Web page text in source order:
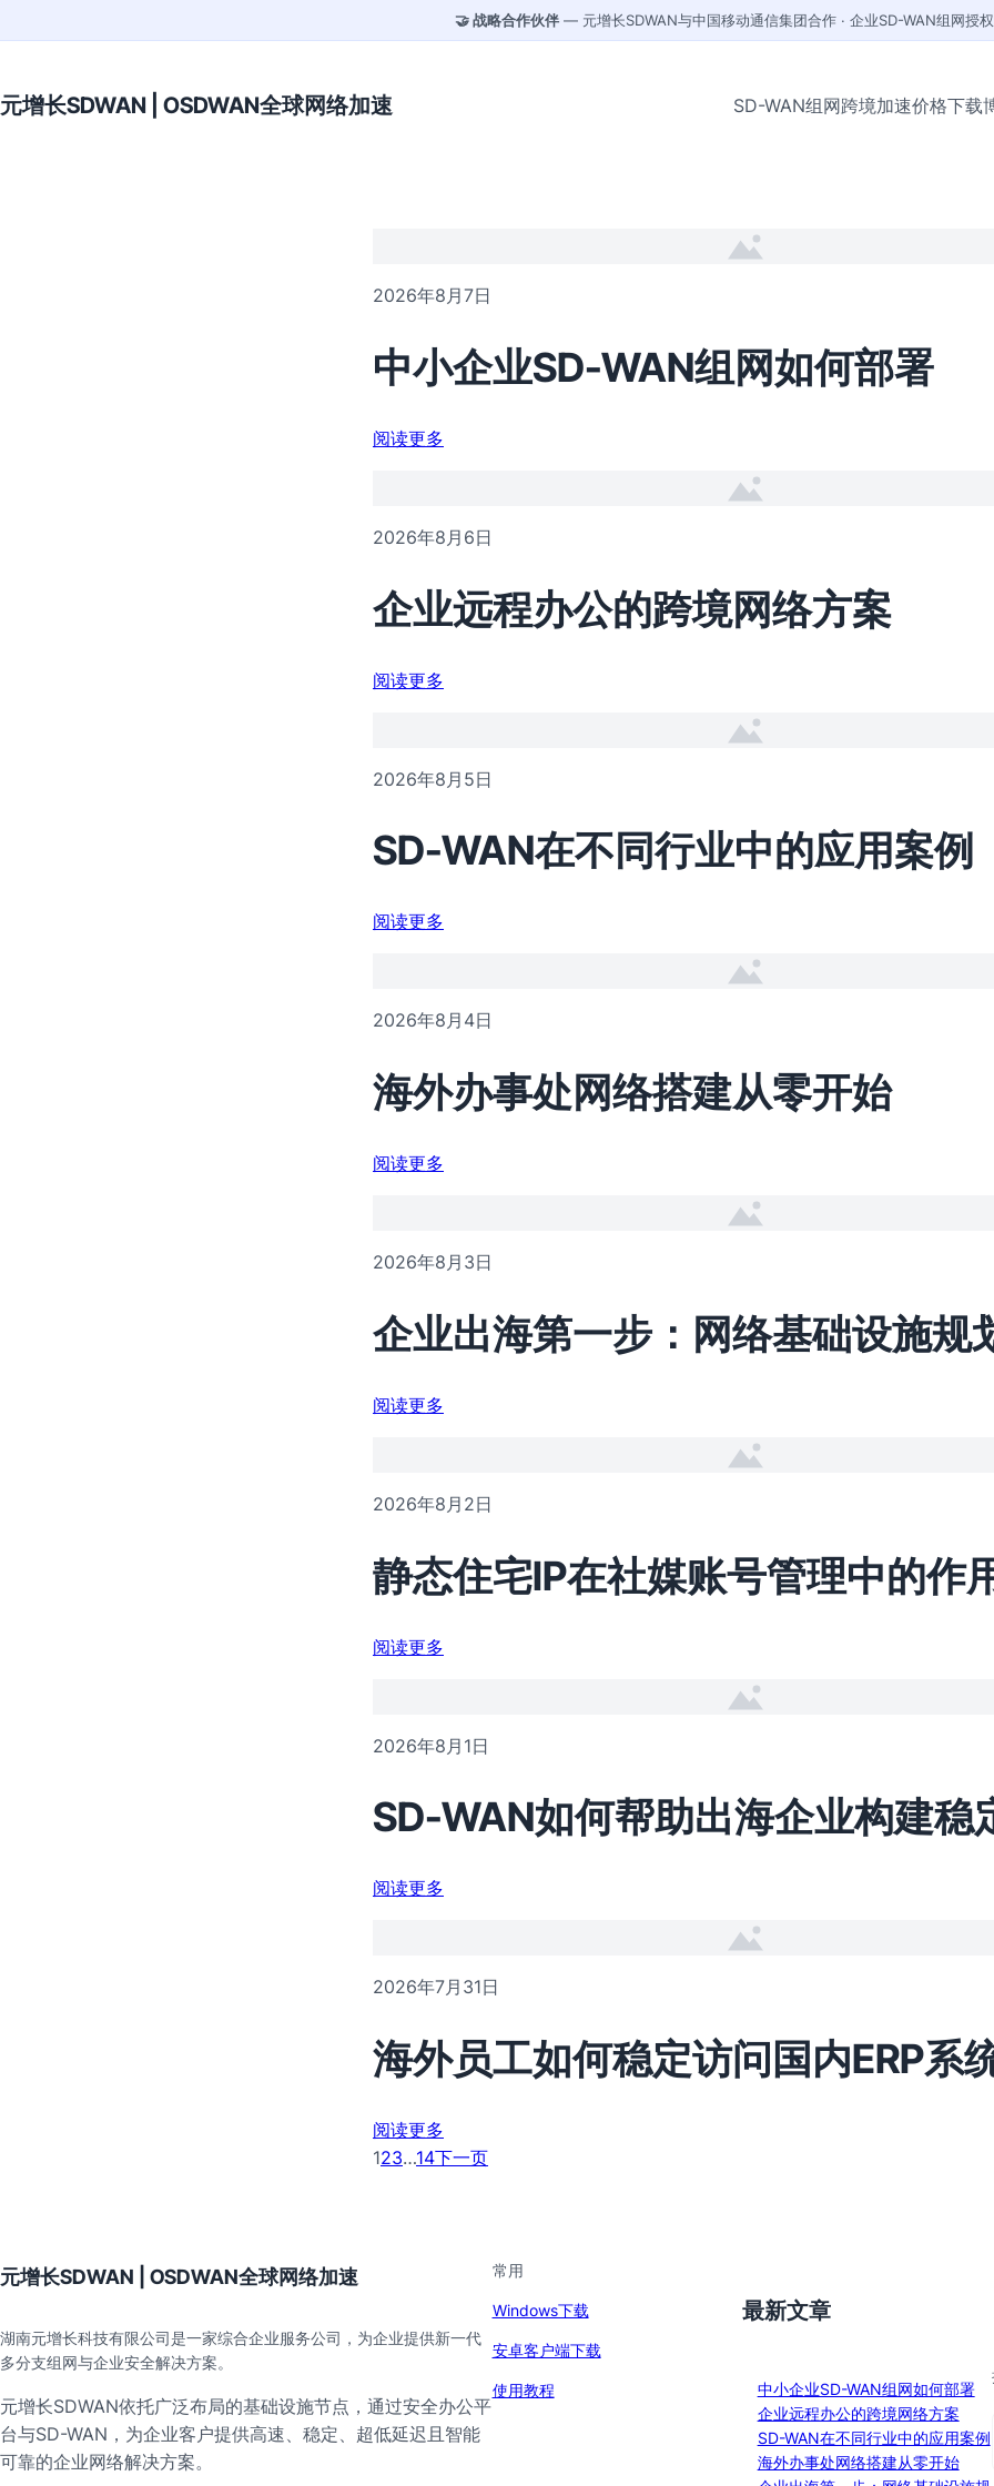
🤝 战略合作伙伴— 元增长SDWAN与中国移动通信集团合作 · 企业SD-WAN组网授
元增长SDWAN | OSDWAN全球网络加速 SD-WAN组网跨境加速价格下载
2026年8月7日
中小企业SD-WAN组网如何部署
阅读更多
2026年8月6日
企业远程办公的跨境网络方案
阅读更多
2026年8月5日
SD-WAN在不同行业中的应用案例
阅读更多
2026年8月4日
海外办事处网络搭建从零开始
阅读更多
2026年8月3日
企业出海第一步：网络基础设施规
阅读更多
2026年8月2日
静态住宅IP在社媒账号管理中的作
阅读更多
2026年8月1日
SD-WAN如何帮助出海企业构建稳
阅读更多
2026年7月31日
海外员工如何稳定访问国内ERP系
阅读更多
123…14下一页
元增长SDWAN | OSDWAN全球网络加速
湖南元增长科技有限公司是一家综合企业服务公司，为企业提供新一代
多分支组网与企业安全解决方案。
元增长SDWAN依托广泛布局的基础设施节点，通过安全办公平
台与SD-WAN，为企业客户提供高速、稳定、超低延迟且智能
可靠的企业网络解决方案。
常用
Windows下载
安卓客户端下载
使用教程
最新文章
中小企业SD-WAN组网如何部署
企业远程办公的跨境网络方案
SD-WAN在不同行业中的应用案例
海外办事处网络搭建从零开始